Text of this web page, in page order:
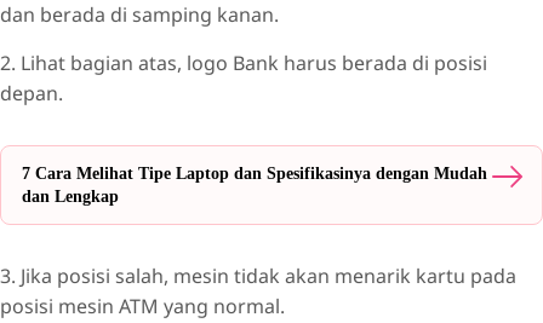
dan berada di samping kanan.
2. Lihat bagian atas, logo Bank harus berada di posisi
depan.
7 Cara Melihat Tipe Laptop dan Spesifikasinya dengan Mudah
dan Lengkap
3. Jika posisi salah, mesin tidak akan menarik kartu pada
posisi mesin ATM yang normal.